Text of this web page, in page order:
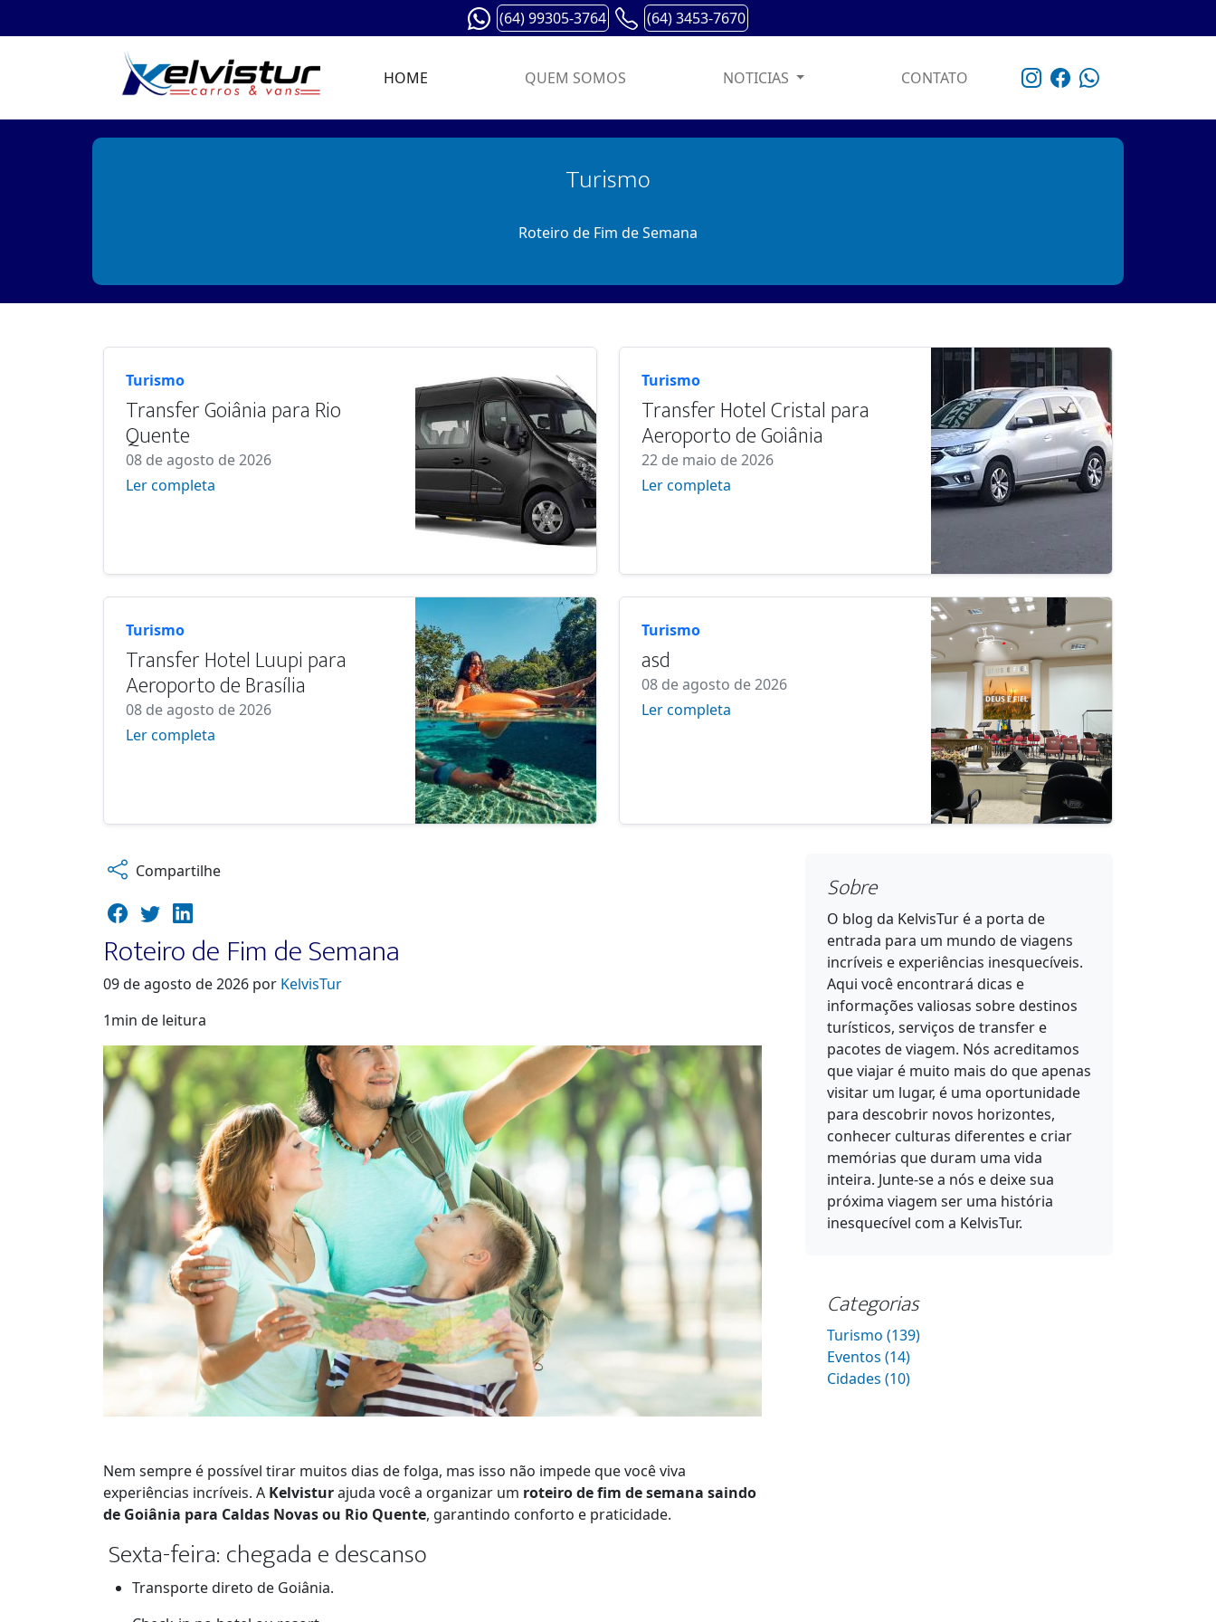
(64) 99305-3764 (64) 3453-7670
HOME QUEM SOMOS NOTICIAS CONTATO
Turismo
Roteiro de Fim de Semana
Turismo
Transfer Goiânia para Rio
Quente
08 de agosto de 2026
Ler completa
Turismo
Transfer Hotel Cristal para
Aeroporto de Goiânia
22 de maio de 2026
Ler completa
Turismo
Transfer Hotel Luupi para
Aeroporto de Brasília
08 de agosto de 2026
Ler completa
Turismo
asd
08 de agosto de 2026
Ler completa
Compartilhe
Roteiro de Fim de Semana
09 de agosto de 2026 por KelvisTur
1min de leitura
Nem sempre é possível tirar muitos dias de folga, mas isso não impede que você viva
experiências incríveis. A Kelvisturajuda você a organizar um roteiro de fim de semana saindo
de Goiânia para Caldas Novas ou Rio Quente, garantindo conforto e praticidade.
Sexta-feira: chegada e descanso
Transporte direto de Goiânia.
Sobre
O blog da KelvisTur é a porta de
entrada para um mundo de viagens
incríveis e experiências inesquecíveis.
Aqui você encontrará dicas e
informações valiosas sobre destinos
turísticos, serviços de transfer e
pacotes de viagem. Nós acreditamos
que viajar é muito mais do que apenas
visitar um lugar, é uma oportunidade
para descobrir novos horizontes,
conhecer culturas diferentes e criar
memórias que duram uma vida
inteira. Junte-se a nós e deixe sua
próxima viagem ser uma história
inesquecível com a KelvisTur.
Categorias
Turismo (139)
Eventos (14)
Cidades (10)